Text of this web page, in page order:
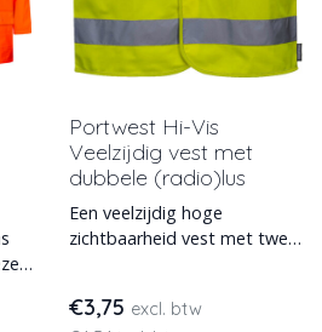
Portwest Hi-Vis
Veelzijdig vest met
dubbele (radio)lus
Een veelzijdig hoge
zichtbaarheid vest met twee
€3,75 excl. btw